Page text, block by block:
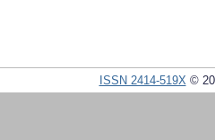
ISSN 2414-519X©